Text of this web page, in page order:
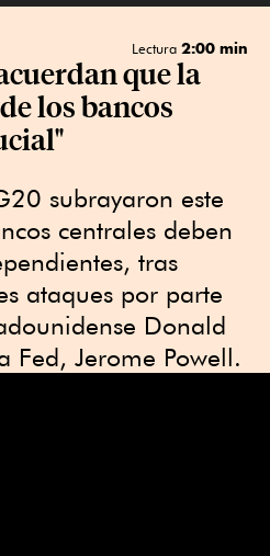
Lectura 2:00 min
que la
los bancos
subrayaron este
centrales deben
tras
ataques por parte
Donald
Fed, Jerome Powell.